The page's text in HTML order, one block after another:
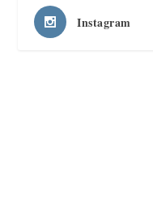
Instagram